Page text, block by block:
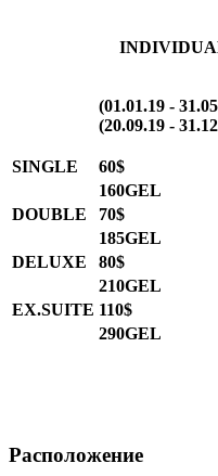
(01.01.19 -
(20.09.19 -
SINGLE 60$
160GEL
DOUBLE
70$
185GEL
DELUXE
80$
210GEL
EX.SUITE 110$
290GEL
Расположение